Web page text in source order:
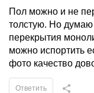
Пол можно и не
толстую. Но
перекрытия
можно испортить
фото качество
Ответить